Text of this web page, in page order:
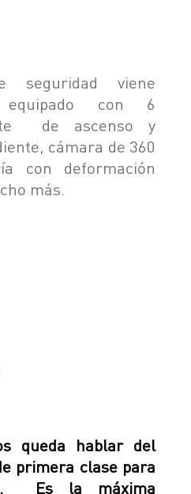
seguridad viene
equipado con 6
de ascenso y
cámara de 360
con deformación
más.
queda hablar del
primera clase para
Es la máxima